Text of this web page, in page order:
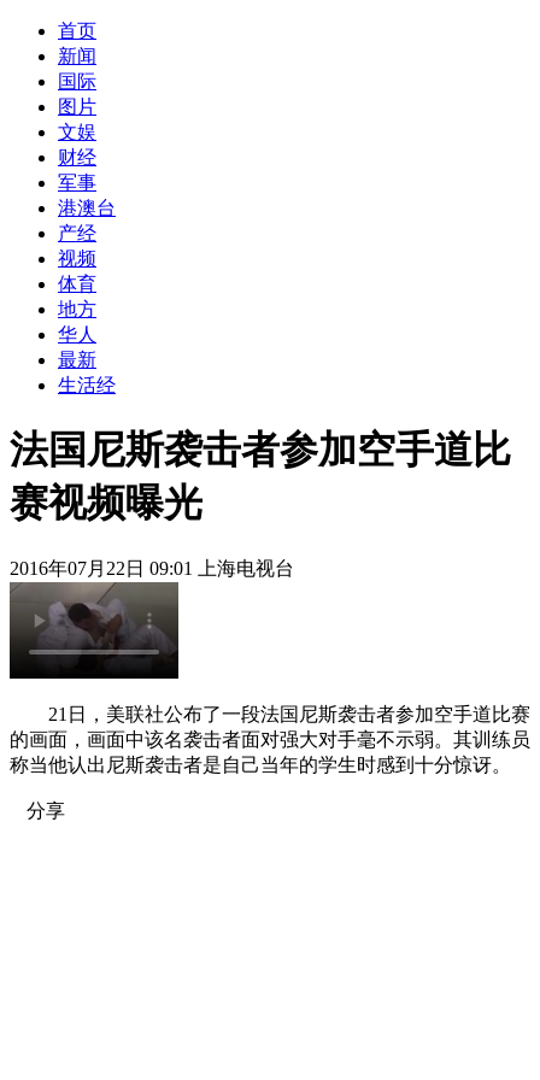
首页
新闻
国际
图片
文娱
财经
军事
港澳台
产经
视频
体育
地方
华人
最新
生活经
法国尼斯袭击者参加空手道比
赛视频曝光
2016年07月22日 09:01 上海电视台
21日，美联社公布了一段法国尼斯袭击者参加空手道比赛
的画面，画面中该名袭击者面对强大对手毫不示弱。其训练员
称当他认出尼斯袭击者是自己当年的学生时感到十分惊讶。
分享